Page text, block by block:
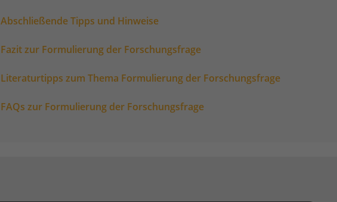
Abschließende Tipps und Hinweise
Fazit zur Formulierung der Forschungsfrage
Literaturtipps zum Thema Formulierung der Forschungsfrage
FAQs zur Formulierung der Forschungsfrage